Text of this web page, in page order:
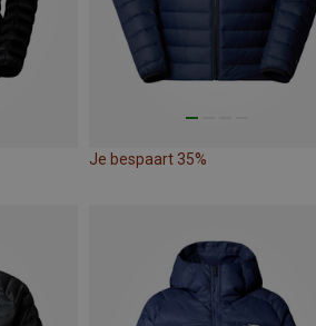
Je bespaart 35%